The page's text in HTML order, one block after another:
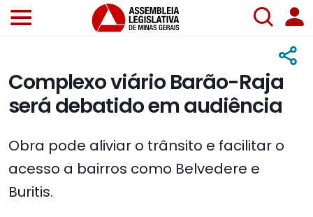
Complexo viário Barão-Raja
será debatido em audiência
Obra pode aliviar o trânsito e facilitar o
acesso a bairros como Belvedere e
Buritis.